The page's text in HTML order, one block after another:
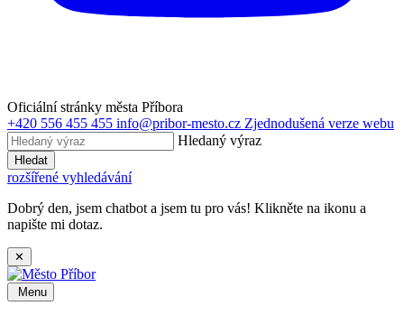
Oficiální stránky města Příbora
+420 556 455 455 info@pribor-mesto.cz Zjednodušená verze webu
Hledaný výraz
Hledat
rozšířené vyhledávání
Dobrý den, jsem chatbot a jsem tu pro vás! Klikněte na ikonu a
napište mi dotaz.
✕
Menu